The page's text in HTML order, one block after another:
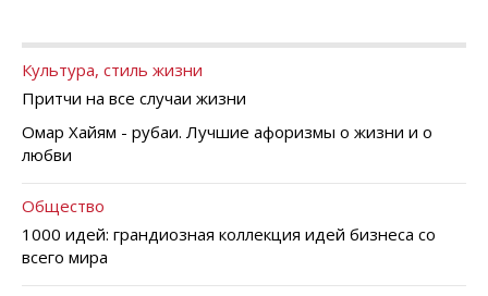
Культура, стиль жизни
Притчи на все случаи жизни
Омар Хайям - рубаи. Лучшие афоризмы о жизни и о
любви
Общество
1000 идей: грандиозная коллекция идей бизнеса со
всего мира